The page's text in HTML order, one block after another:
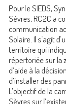
Pour le SIEDS,
Sèvres, RC2C a
communication
Solaire. Il s'agit
territoire qui
répertoriée sur la
d’aide à la
d’installer des
L’objectif de la
Sèvres sur